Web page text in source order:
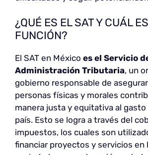
¿QUÉ ES EL SAT Y CUÁL
FUNCIÓN?
El SAT en México es el Servicio
Administración Tributaria, un
gobierno responsable de
personas físicas y morales
manera justa y equitativa al
país. Esto se logra a través del
impuestos, los cuales son
financiar proyectos y servicios en